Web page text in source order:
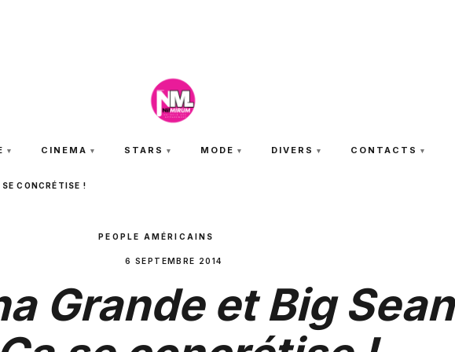
CINEMA STARS MODE DIVERS CONTACTS
CONCRÉTISE !
PEOPLE AMÉRICAINS
6 SEPTEMBRE 2014
Grande et Big Sean